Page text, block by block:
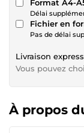
Format A4-
Délai
Fichier en
Pas de délai
Livraison
Vous pouvez
À propos